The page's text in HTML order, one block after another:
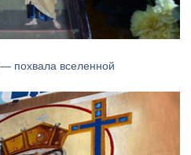
похвала вселенной